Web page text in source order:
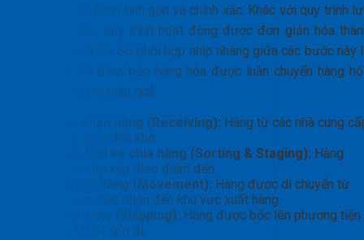
quy trình vận hành tinh gọn và chính xác. Khác với quy trình
kho phức tạp, quy trình hoạt động được đơn giản hóa
bốn bước cốt lõi. Sự phối hợp nhịp nhàng giữa các bước này
chìa khóa để đảm bảo hàng hóa được luân chuyển hàng
nhanh chóng và hiệu quả:
Tiếp nhận hàng (Receiving): Hàng từ các nhà cung
được đưa đến kho.
Phân loại và chia hàng (Sorting & Staging): Hàng
được sắp xếp theo điểm đến.
Chuyển hàng (Movement): Hàng được di chuyển từ
khu vực tiếp nhận đến khu vực xuất hàng.
Xuất hàng (Shipping): Hàng được bốc lên phương tiện
vận tải để gửi đi.